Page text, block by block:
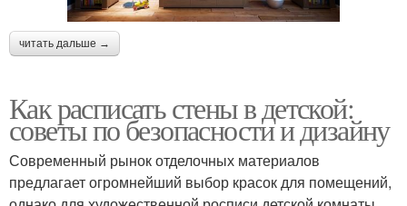
читать дальше →
Как расписать стены в детской:
советы по безопасности и дизайну
Современный рынок отделочных материалов
предлагает огромнейший выбор красок для помещений,